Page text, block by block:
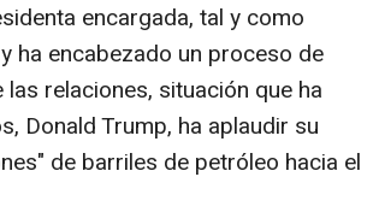
encargada, tal y como
ha encabezado un proceso de
relaciones, situación que ha
Donald Trump, ha aplaudir su
de barriles de petróleo hacia el